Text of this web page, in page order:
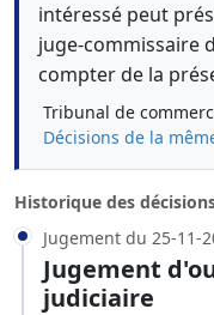
intéressé peut
juge-commissaire
compter de la
Tribunal de
Décisions de la
Historique des
Jugement du 25-11-
Jugement
judiciaire